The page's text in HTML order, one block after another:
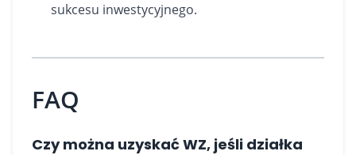
sukcesu inwestycyjnego.
FAQ
Czy można uzyskać WZ, jeśli działka